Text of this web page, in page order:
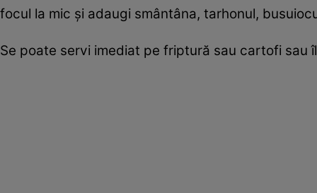
focul la mic și adaugi smântâna, tarhonul,
Se poate servi imediat pe friptură sau cartofi